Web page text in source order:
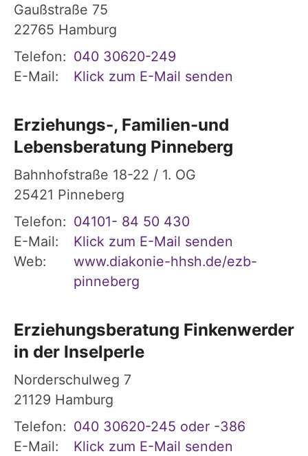
Gaußstraße 75
22765 Hamburg
Telefon: 040 30620-249
E-Mail:
Klick zum E-Mail senden
Erziehungs-, Familien-und
Lebensberatung Pinneberg
Bahnhofstraße 18-22 / 1. OG
25421 Pinneberg
Telefon: 04101- 84 50 430
E-Mail:
Klick zum E-Mail senden
Web:
www.diakonie-hhsh.de/ezb-
pinneberg
Erziehungsberatung Finkenwerder
in der Inselperle
Norderschulweg 7
21129 Hamburg
Telefon: 040 30620-245 oder -386
E-Mail:
Klick zum E-Mail senden